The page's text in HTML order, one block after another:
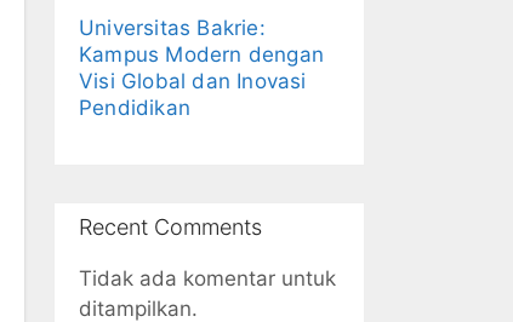
Universitas Bakrie:
Kampus Modern dengan
Visi Global dan Inovasi
Pendidikan
Recent Comments
Tidak ada komentar untuk
ditampilkan.